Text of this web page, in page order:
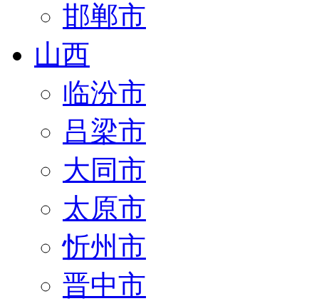
邯郸市
山西
临汾市
吕梁市
大同市
太原市
忻州市
晋中市